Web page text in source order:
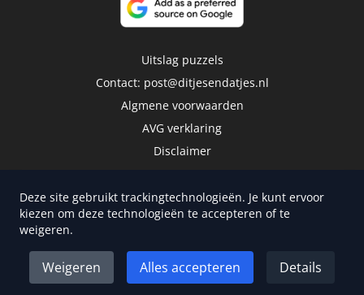
Uitslag puzzels
Contact: post@ditjesendatjes.nl
Algmene voorwaarden
AVG verklaring
Disclaimer
Deze site gebruikt trackingtechnologieën. Je kunt ervoor
kiezen om deze technologieën te accepteren of te
weigeren.
Weigeren Alles accepteren Details